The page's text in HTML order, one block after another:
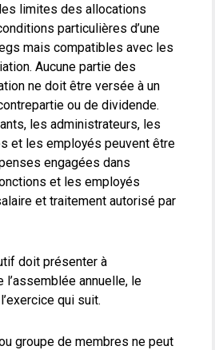
limites des allocations
particulières d’une
mais compatibles avec les
Aucune partie des
ne doit être versée à un
ou de dividende.
les administrateurs, les
et les employés peuvent être
engagées dans
et les employés
et traitement autorisé par
doit présenter à
l’assemblée annuelle, le
qui suit.
groupe de membres ne peut